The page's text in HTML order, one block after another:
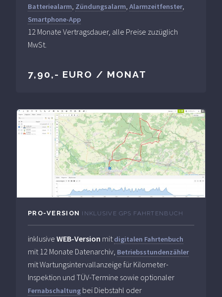
Batteriealarm Zündungsalarm Alarmzeitfenster,
Smartphone-App
12 Monate Vertragsdauer, alle Preise zuzüglich
MwSt.
7,90,- EURO / MONAT
PRO-VERSION INKLUSIVE GPS FAHRTENBUCH
inklusive WEB-Version mit digitalen Fahrtenbuch
mit 12 Monate Datenarchiv, Betriebsstundenzähler
mit Wartungsintervallanzeige für Kilometer-
Inspektion und TÜV-Termine sowie optionaler
Fernabschaltung bei Diebstahl oder